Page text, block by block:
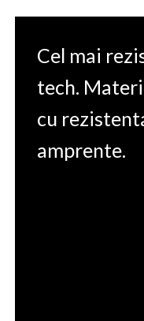
Cel mai
tech.
cu
amprente.